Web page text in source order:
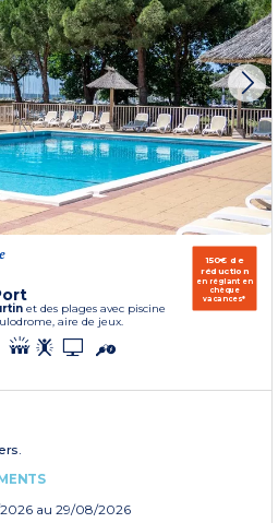
et des plages avec piscine
aire de jeux.
150€ de
réduction
en réglant en
chèque
vacances*
au 29/08/2026